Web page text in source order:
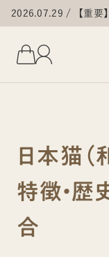
2026.07.29
【重
延・停
日本猫（
特徴・歴
合